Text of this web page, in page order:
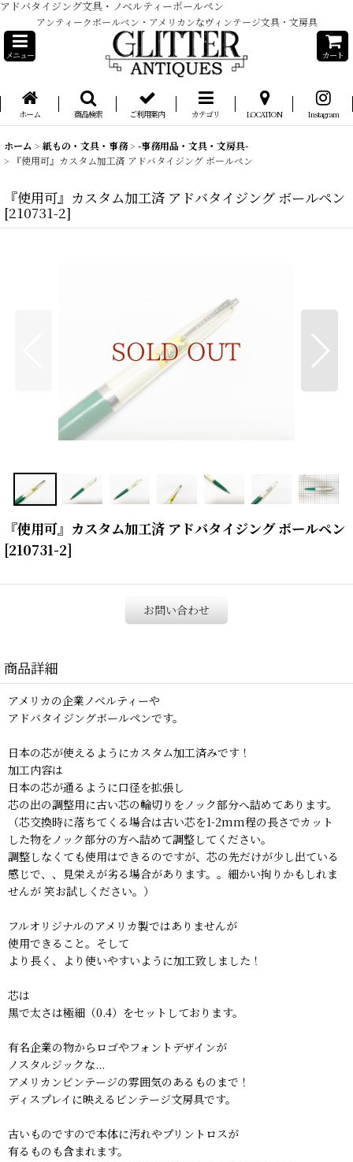
アドバタイジング文具・ノベルティーボールペン
アンティークボールペン・アメリカンなヴィンテージ文具・文房具
メニュー カート
ホーム 商品検索 ご利用案内 カテゴリ LOCATION Instagram
ホーム > 紙もの・文具・事務> -事務用品・文具・文房具-
>
『使用可』カスタム加工済 アドバタイジング ボールペン
『使用可』カスタム加工済 アドバタイジング ボールペン
[210731-2]
『使用可』カスタム加工済 アドバタイジング ボールペン
[210731-2]
お問い合わせ
商品詳細
アメリカの企業ノベルティーや
アドバタイジングボールペンです。
日本の芯が使えるようにカスタム加工済みです！
加工内容は
日本の芯が通るように口径を拡張し
芯の出の調整用に古い芯の輪切りをノック部分へ詰めてあります。
（芯交換時に落ちてくる場合は古い芯を1-2mm程の長さでカット
した物をノック部分の方へ詰めて調整してください。
調整しなくても使用はできるのですが、芯の先だけが少し出ている
感じで、、見栄えが劣る場合があります。。細かい拘りかもしれま
せんが 笑お試しください。）
フルオリジナルのアメリカ製ではありませんが
使用できること。そして
より長く、より使いやすいように加工致しました！
芯は
黒で太さは極細（0.4）をセットしております。
有名企業の物からロゴやフォントデザインが
ノスタルジックな...
アメリカンビンテージの雰囲気のあるものまで！
ディスプレイに映えるビンテージ文房具です。
古いものですので本体に汚れやプリントロスが
有るものも含まれます。